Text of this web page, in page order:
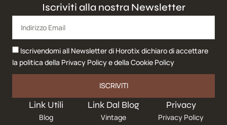
Link Utili
Blog
Link Dal Blog
Vintage
Privacy
Privacy Policy
Iscriviti alla nostra Newsletter
Iscrivendomi all Newsletter di Horotix dichiaro di accettare
la politica della Privacy Policye della Cookie Policy
ISCRIVITI